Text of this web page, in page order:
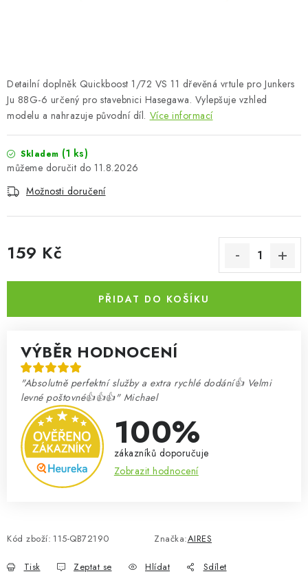
O nás Moje objednávka Kontakty
Doprava a platba
Obchodní podmínky
Podmínky ochrany osobních údajů
Reklamační řád
Velkoobchod (B2B)
Převodník modelářských barev
Detailní doplněk Quickboost 1/72 VS 11 dřevěná vrtule pro Junkers
Ju 88G-6 určený pro stavebnici Hasegawa. Vylepšuje vzhled
modelu a nahrazuje původní díl. Více informací
Skladem (1 ks)
11.8.2026
Možnosti doručení
159 Kč
PŘIDAT DO KOŠÍKU
VÝBĚR HODNOCENÍ
"Absolutně perfektní služby a extra rychlé dodání👍 Velmi
levné poštovné👍👍👍" Michael
100%
zákazníků doporučuje
Zobrazit hodnocení
Kód zboží: 115-QB72190 Značka:AIRES
Tisk Zeptat se Hlídat Sdílet